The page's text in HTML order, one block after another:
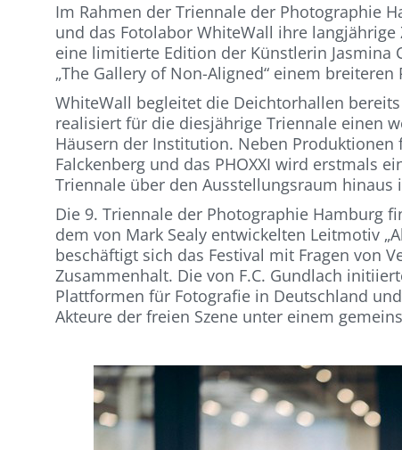
Im Rahmen der Triennale der Photographie
und das Fotolabor WhiteWall ihre
eine limitierte Edition der Künstlerin Jasmina
„The Gallery of Non-Aligned“ einem
WhiteWall begleitet die Deichtorhallen
realisiert für die diesjährige Triennale einen
Häusern der Institution. Neben
Falckenberg und das PHOXXI wird erstmals
Triennale über den Ausstellungsraum
Die 9. Triennale der Photographie Hamburg
dem von Mark Sealy entwickelten Leitmotiv
beschäftigt sich das Festival mit Fragen von
Zusammenhalt. Die von F.C. Gundlach
Plattformen für Fotografie in Deutschland
Akteure der freien Szene unter einem